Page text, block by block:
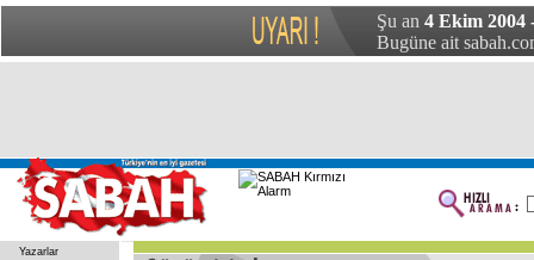
Şu an 4 Ekim 2004
Bugüne ait
Yazarlar